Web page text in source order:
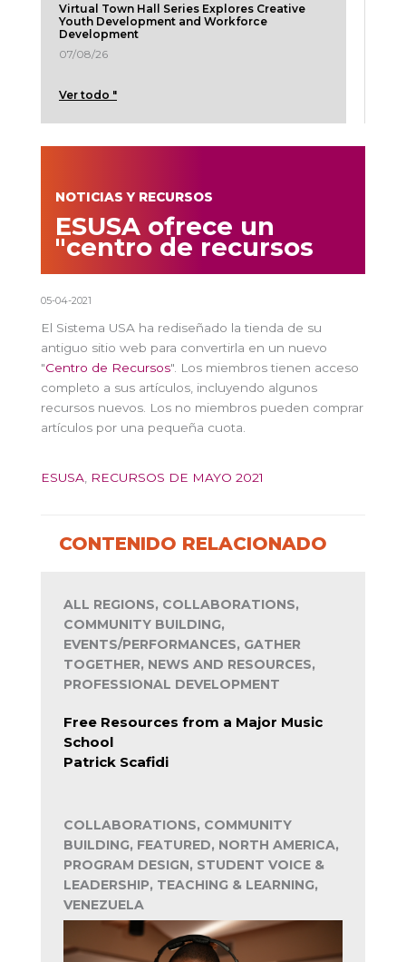
Virtual Town Hall Series Explores Creative
Youth Development and Workforce
Development
07/08/26
Ver todo "
NOTICIAS Y RECURSOS
ESUSA ofrece un
"centro de recursos
05-04-2021
El Sistema USA ha rediseñado la tienda de su
antiguo sitio web para convertirla en un nuevo
"Centro de Recursos". Los miembros tienen acceso
completo a sus artículos, incluyendo algunos
recursos nuevos. Los no miembros pueden comprar
artículos por una pequeña cuota.
ESUSA RECURSOS DE MAYO 2021
CONTENIDO RELACIONADO
ALL REGIONS, COLLABORATIONS,
COMMUNITY BUILDING,
EVENTS/PERFORMANCES, GATHER
TOGETHER, NEWS AND RESOURCES,
PROFESSIONAL DEVELOPMENT
Free Resources from a Major Music
School
Patrick Scafidi
COLLABORATIONS, COMMUNITY
BUILDING, FEATURED, NORTH AMERICA,
PROGRAM DESIGN, STUDENT VOICE &
LEADERSHIP, TEACHING & LEARNING,
VENEZUELA